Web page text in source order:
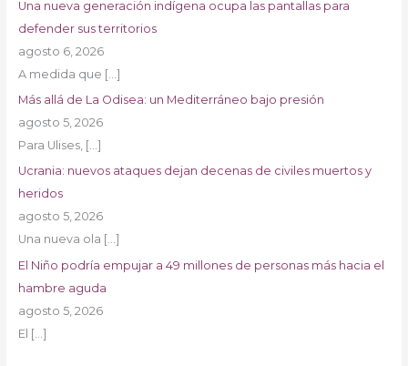
Una nueva generación indígena ocupa las pantallas para
defender sus territorios
agosto 6, 2026
A medida que […]
Más allá de La Odisea: un Mediterráneo bajo presión
agosto 5, 2026
Para Ulises, […]
Ucrania: nuevos ataques dejan decenas de civiles muertos y
heridos
agosto 5, 2026
Una nueva ola […]
El Niño podría empujar a 49 millones de personas más hacia el
hambre aguda
agosto 5, 2026
El […]